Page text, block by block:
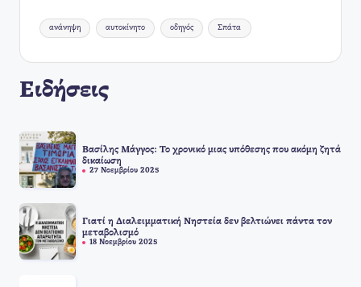
Ετικέτες:
ανάνηψη αυτοκίνητο οδηγός Σπάτα
Ειδήσεις
Βασίλης Μάγγος: Το χρονικό μιας υπόθεσης που ακόμη ζητά
δικαίωση
27 Νοεμβρίου 2025
Γιατί η Διαλειμματική Νηστεία δεν βελτιώνει πάντα τον
μεταβολισμό
18 Νοεμβρίου 2025